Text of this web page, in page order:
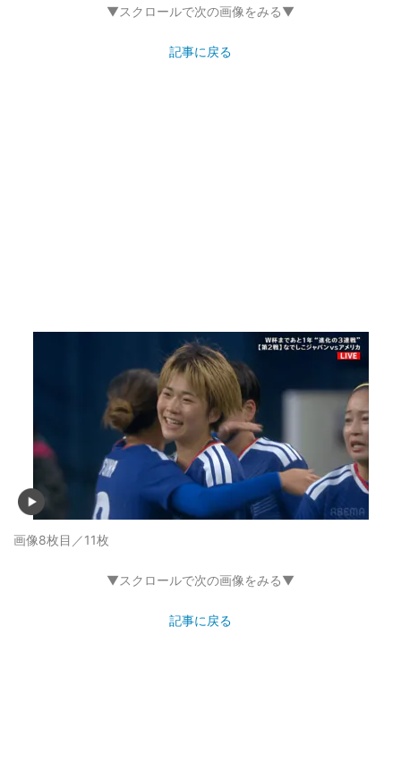
▼スクロールで次の画像をみる▼
記事に戻る
画像8枚目／11枚
▼スクロールで次の画像をみる▼
記事に戻る